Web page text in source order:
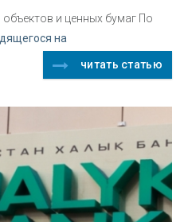
и ценных бумаг По
на
читать статью